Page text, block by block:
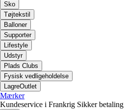
Sko
Tøjtekstil
Balloner
Supporter
Lifestyle
Udstyr
Plads Clubs
Fysisk vedligeholdelse
LagreOutlet
Mærker
Kundeservice i Frankrig Sikker betaling